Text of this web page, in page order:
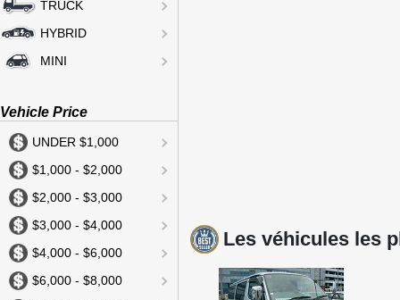
TRUCK
HYBRID
MINI
Vehicle Price
UNDER $1,000
$1,000 - $2,000
$2,000 - $3,000
$3,000 - $4,000
$4,000 - $6,000
$6,000 - $8,000
Les véhicules les